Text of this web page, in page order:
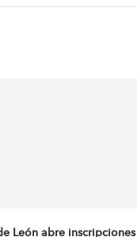
León abre inscripciones